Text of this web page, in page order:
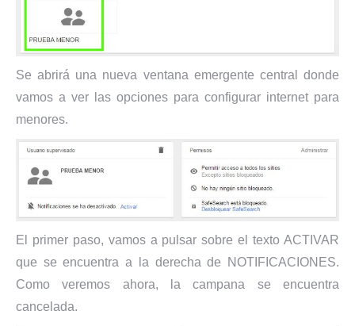
Se abrirá una nueva ventana emergente central donde
vamos a ver las opciones para configurar internet para
menores.
El primer paso, vamos a pulsar sobre el texto ACTIVAR
que se encuentra a la derecha de NOTIFICACIONES.
Como veremos ahora, la campana se encuentra
cancelada.